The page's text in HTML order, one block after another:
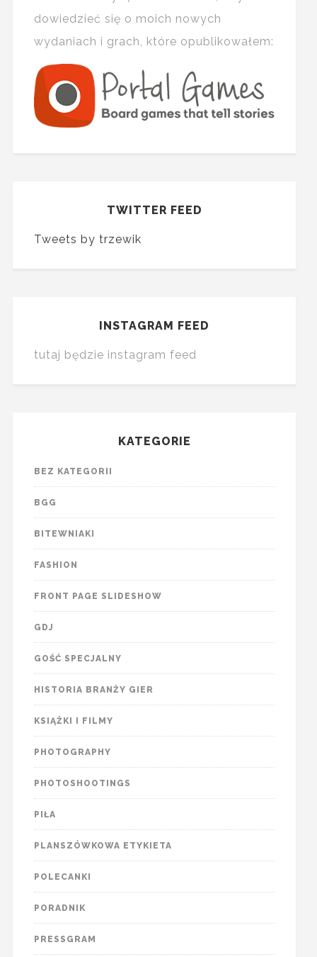
dowiedzieć się o moich nowych
wydaniach i grach, które opublikowałem:
TWITTER FEED
Tweets by trzewik
INSTAGRAM FEED
tutaj będzie instagram feed
KATEGORIE
BEZ KATEGORII
BGG
BITEWNIAKI
FASHION
FRONT PAGE SLIDESHOW
GDJ
GOŚĆ SPECJALNY
HISTORIA BRANŻY GIER
KSIĄŻKI I FILMY
PHOTOGRAPHY
PHOTOSHOOTINGS
PIŁA
PLANSZÓWKOWA ETYKIETA
POLECANKI
PORADNIK
PRESSGRAM